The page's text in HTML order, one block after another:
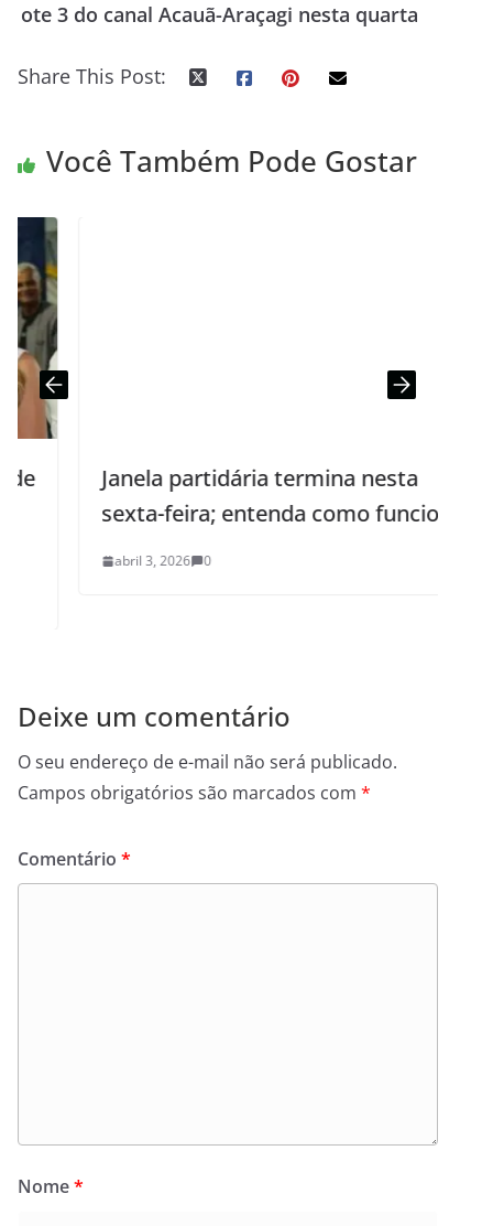
ote 3 do canal Acauã-Araçagi nesta quarta
Share This Post:
Você Também Pode Gostar
Janela partidária termina nesta
sexta-feira; entenda como funciona
abril 3, 2026 0
Deixe um comentário
O seu endereço de e-mail não será publicado.
Campos obrigatórios são marcados com *
Comentário *
Nome*